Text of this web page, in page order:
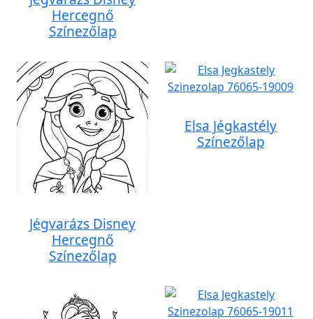
Hercegnő
Színezőlap
Jégvarázs Disney
Hercegnő
Színezőlap
Elsa Jégkastély
Színezőlap